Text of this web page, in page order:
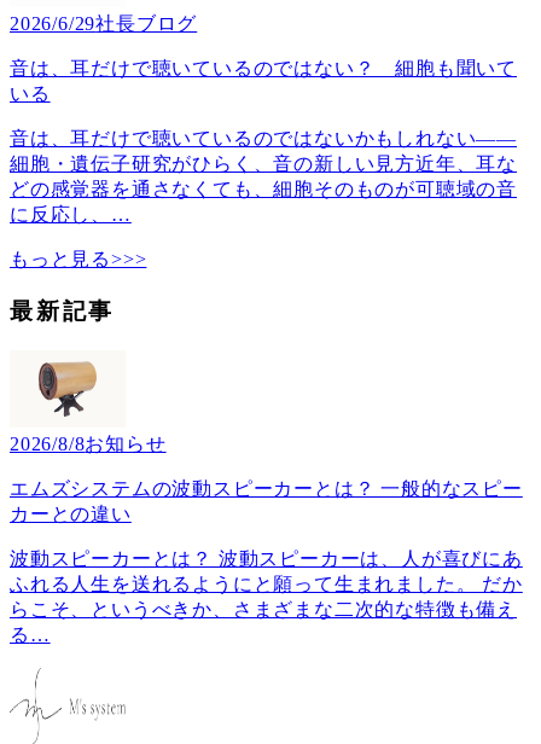
2026/6/29社長ブログ
音は、耳だけで聴いているのではない？ 細胞も聞いて
いる
音は、耳だけで聴いているのではないかもしれない――
細胞・遺伝子研究がひらく、音の新しい見方近年、耳な
どの感覚器を通さなくても、細胞そのものが可聴域の音
に反応し、 …
もっと見る>>>
最新記事
2026/8/8お知らせ
エムズシステムの波動スピーカーとは？ 一般的なスピー
カーとの違い
波動スピーカーとは？ 波動スピーカーは、人が喜びにあ
ふれる人生を送れるようにと願って生まれました。 だか
らこそ、というべきか、さまざまな二次的な特徴も備え
る …